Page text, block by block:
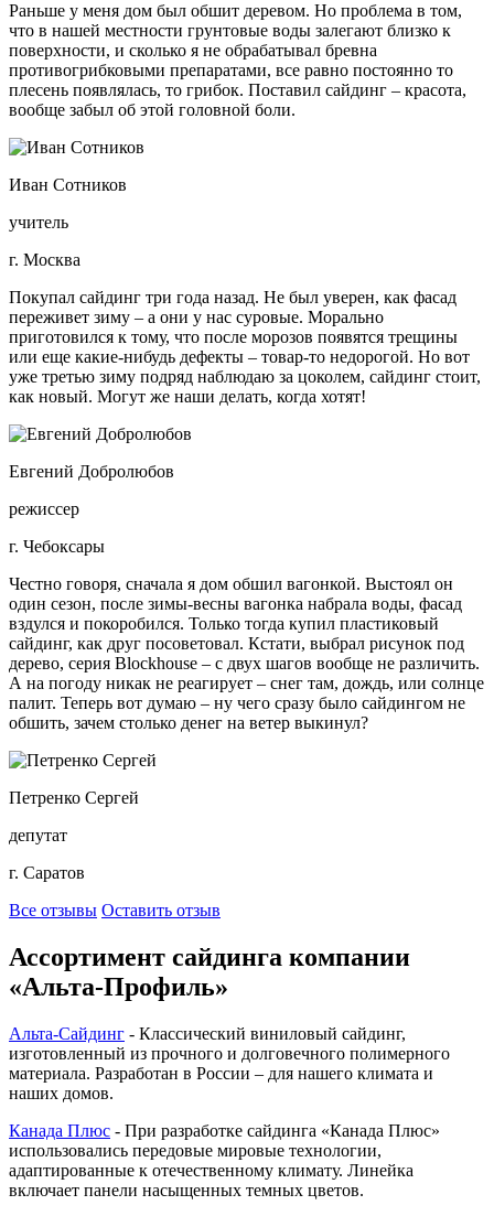
Раньше у меня дом был обшит деревом. Но проблема в том,
что в нашей местности грунтовые воды залегают близко к
поверхности, и сколько я не обрабатывал бревна
противогрибковыми препаратами, все равно постоянно то
плесень появлялась, то грибок. Поставил сайдинг – красота,
вообще забыл об этой головной боли.
Иван Сотников
учитель
г. Москва
Покупал сайдинг три года назад. Не был уверен, как фасад
переживет зиму – а они у нас суровые. Морально
приготовился к тому, что после морозов появятся трещины
или еще какие-нибудь дефекты – товар-то недорогой. Но вот
уже третью зиму подряд наблюдаю за цоколем, сайдинг стоит,
как новый. Могут же наши делать, когда хотят!
Евгений Добролюбов
режиссер
г. Чебоксары
Честно говоря, сначала я дом обшил вагонкой. Выстоял он
один сезон, после зимы-весны вагонка набрала воды, фасад
вздулся и покоробился. Только тогда купил пластиковый
сайдинг, как друг посоветовал. Кстати, выбрал рисунок под
дерево, серия Blockhouse – с двух шагов вообще не различить.
А на погоду никак не реагирует – снег там, дождь, или солнце
палит. Теперь вот думаю – ну чего сразу было сайдингом не
обшить, зачем столько денег на ветер выкинул?
Петренко Сергей
депутат
г. Саратов
Все отзывы Оставить отзыв
Ассортимент сайдинга компании
«Альта-Профиль»
Альта-Сайдинг - Классический виниловый сайдинг,
изготовленный из прочного и долговечного полимерного
материала. Разработан в России – для нашего климата и
наших домов.
Канада Плюс - При разработке сайдинга «Канада Плюс»
использовались передовые мировые технологии,
адаптированные к отечественному климату. Линейка
включает панели насыщенных темных цветов.